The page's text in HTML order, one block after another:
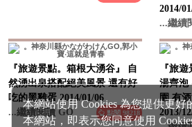
本網站使用 Cookies 為您提供更好
本網站，即表示您同意使用
...繼續
『旅遊景點。箱根大湧谷』 自
然湧出泉搭配絕美風景 還有好
吃的黑雞蛋 2014/01/06
...繼續閱讀 GO
點閱 98218
『旅遊
湯齊
園 有
2013/
...繼續